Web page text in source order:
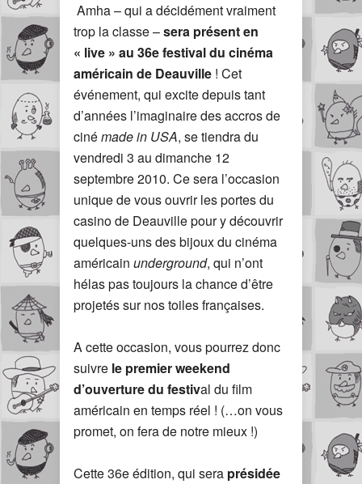
Amha – qui a décidément vraiment
trop la classe –sera présent en
« live » au 36e festival du cinéma
américain de Deauville ! Cet
événement, qui excite depuis tant
d’années l’imaginaire des accros de
cinémade in USA, se tiendra du
vendredi 3 au dimanche 12
septembre 2010. Ce sera l’occasion
unique de vous ouvrir les portes du
casino de Deauville pour y découvrir
quelques-uns des bijoux du cinéma
américain underground, qui n’ont
hélas pas toujours la chance d’être
projetés sur nos toiles françaises.
A cette occasion, vous pourrez donc
suivre le premier weekend
d’ouverture du festival du film
américain en temps réel ! (…on vous
promet, on fera de notre mieux !)
Cette 36e édition, qui sera présidée